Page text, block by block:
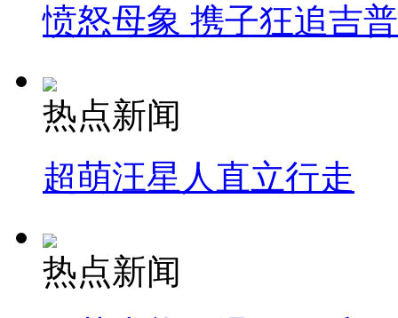
愤怒母象 携子狂追吉
热点新闻
超萌汪星人直立行走
热点新闻